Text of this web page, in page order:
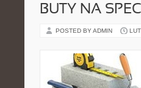
BUTY NA
POSTED BY ADMIN